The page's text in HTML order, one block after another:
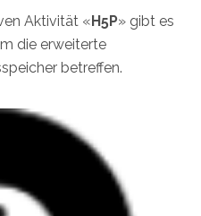
Aktivität «H5P» gibt es
die erweiterte
betreffen.